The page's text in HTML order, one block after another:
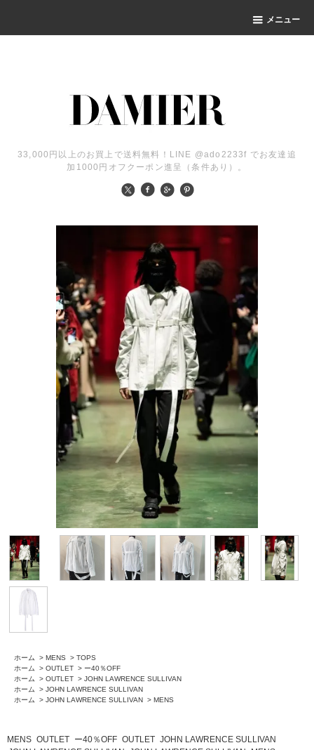
メニュー
33,000円以上のお買上で送料無料！LINE @ado2233f でお友達追
加1000円オフクーポン進呈（条件あり）。
ホーム > MENS > TOPS
ホーム
> OUTLET > ー40％OFF
ホーム
> OUTLET > JOHN LAWRENCE SULLIVAN
ホーム
> JOHN LAWRENCE SULLIVAN
ホーム
> JOHN LAWRENCE SULLIVAN > MENS
MENS OUTLET ー40％OFF OUTLET JOHN LAWRENCE SULLIVAN